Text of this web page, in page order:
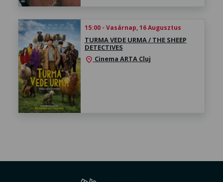
15:00 - Vasárnap, 16 Augusztus
TURMA VEDE URMA / THE SHEEP
DETECTIVES
location_on Cinema ARTA Cluj